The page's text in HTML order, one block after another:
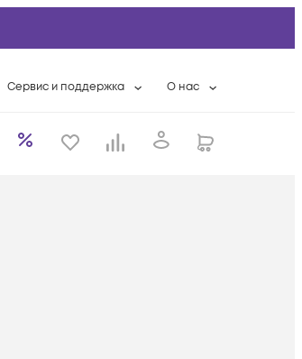
гарантия
Сервис и поддержка
Разовые выездные работы
О нас
Контактная